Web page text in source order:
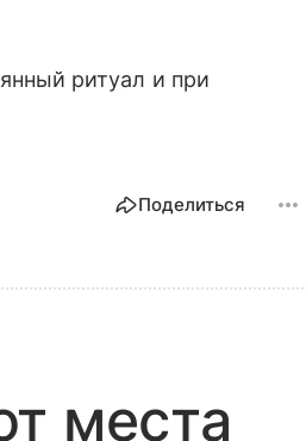
ритуал и при
Поделиться
места